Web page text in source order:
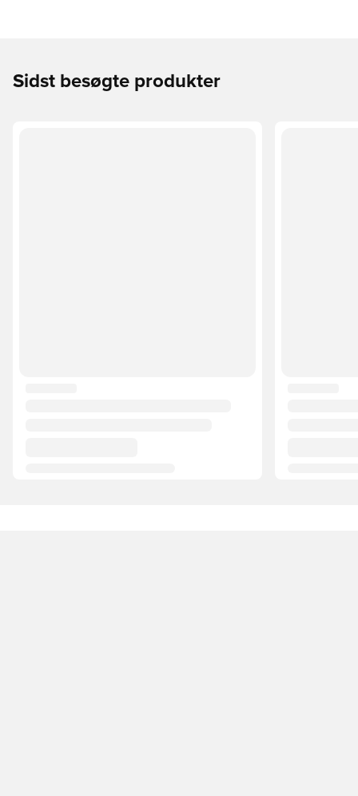
Sidst besøgte produkter